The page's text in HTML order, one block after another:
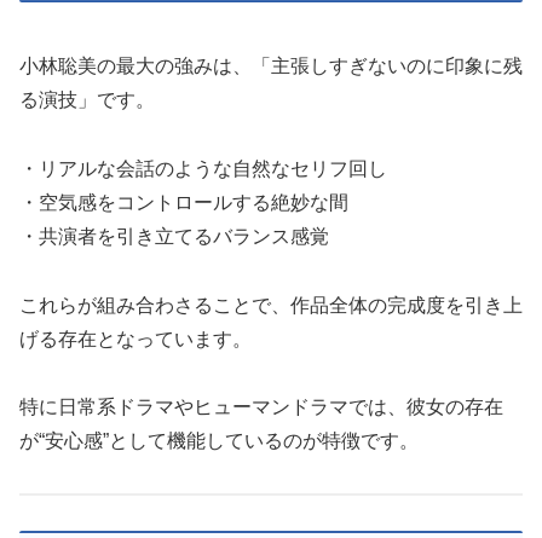
小林聡美の最大の強みは、「主張しすぎないのに印象に残
る演技」です。
・リアルな会話のような自然なセリフ回し
・空気感をコントロールする絶妙な間
・共演者を引き立てるバランス感覚
これらが組み合わさることで、作品全体の完成度を引き上
げる存在となっています。
特に日常系ドラマやヒューマンドラマでは、彼女の存在
が“安心感”として機能しているのが特徴です。